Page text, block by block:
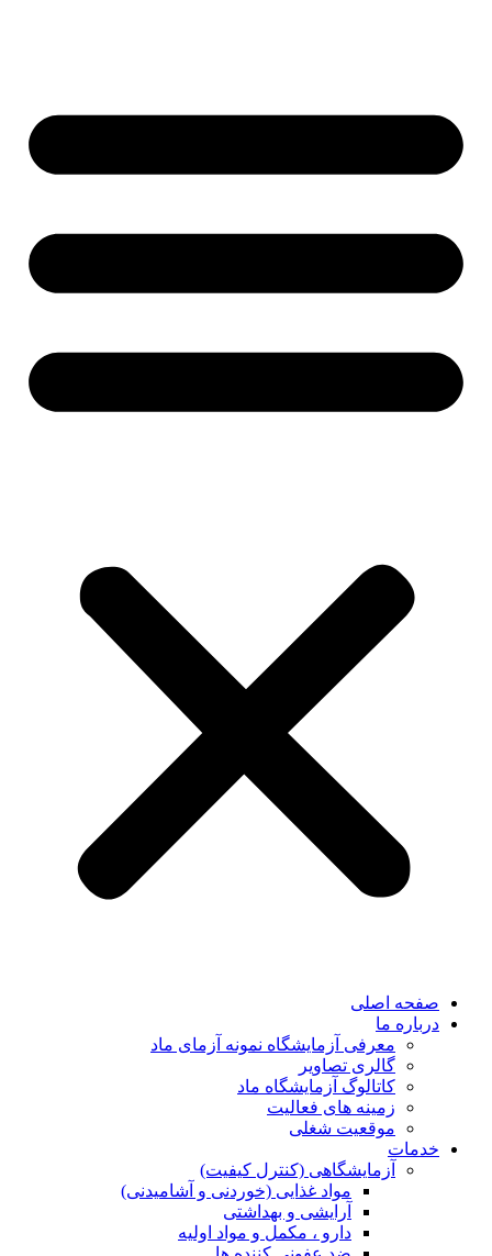
صفحه اصلی
درباره ما
معرفی آزمایشگاه نمونه آزمای ماد
گالری تصاویر
کاتالوگ آزمایشگاه ماد
زمینه های فعالیت
موقعیت شغلی
خدمات
آزمایشگاهی (کنترل کیفیت)
مواد غذایی (خوردنی و آشامیدنی)
آرایشی و بهداشتی
دارو ، مکمل و مواد اولیه